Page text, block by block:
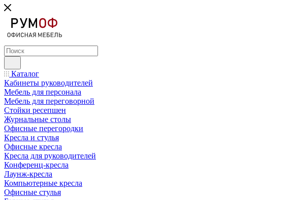
Каталог
Кабинеты руководителей
Мебель для персонала
Мебель для переговорной
Стойки ресепшен
Журнальные столы
Офисные перегородки
Кресла и стулья
Офисные кресла
Кресла для руководителей
Конференц-кресла
Лаунж-кресла
Компьютерные кресла
Офисные стулья